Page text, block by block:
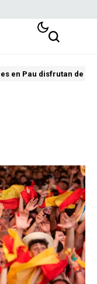
en Pau disfrutan de